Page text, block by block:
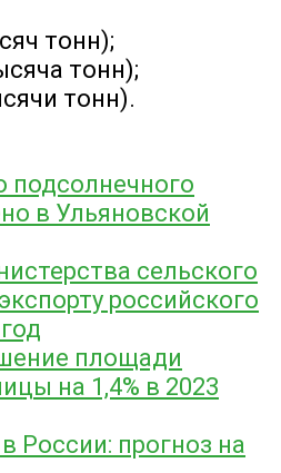
тонн);
тонн);
тонн).
подсолнечного
в Ульяновской
сельского
российского
площади
на 1,4% в 2023
России: прогноз на